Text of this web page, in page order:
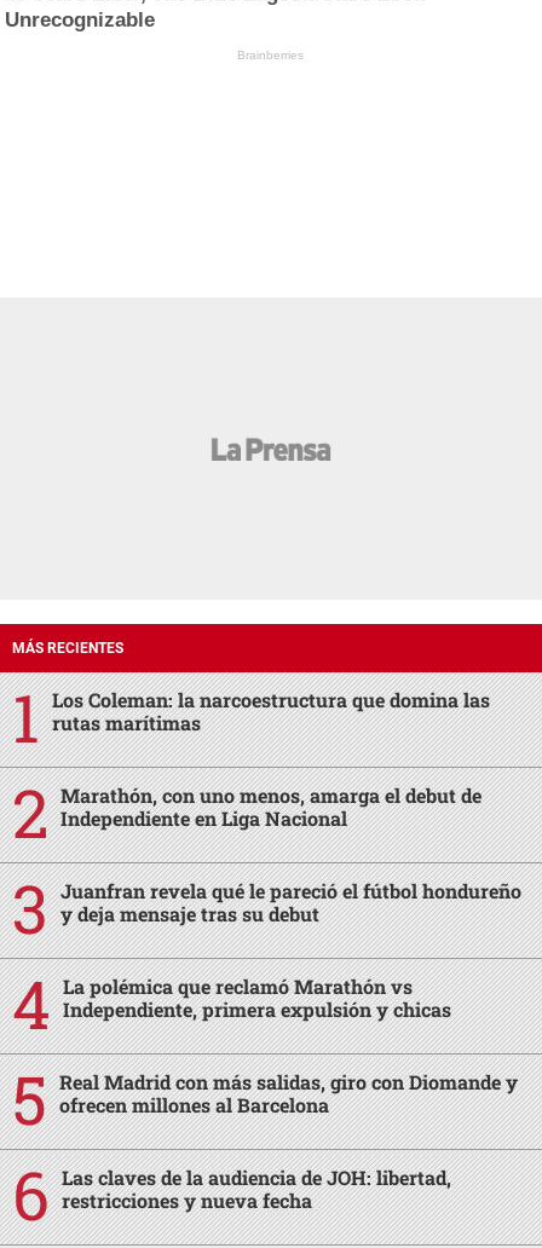
Unrecognizable
Brainberries
MÁS RECIENTES
Los Coleman: la narcoestructura que domina las
rutas marítimas
Marathón, con uno menos, amarga el debut de
Independiente en Liga Nacional
Juanfran revela qué le pareció el fútbol hondureño
y deja mensaje tras su debut
La polémica que reclamó Marathón vs
Independiente, primera expulsión y chicas
Real Madrid con más salidas, giro con Diomande y
ofrecen millones al Barcelona
Las claves de la audiencia de JOH: libertad,
restricciones y nueva fecha